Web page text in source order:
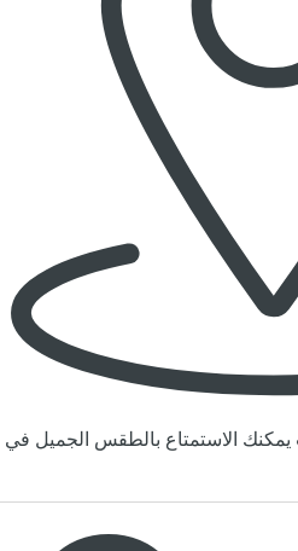
الاستمتاع بالطقس الجميل في